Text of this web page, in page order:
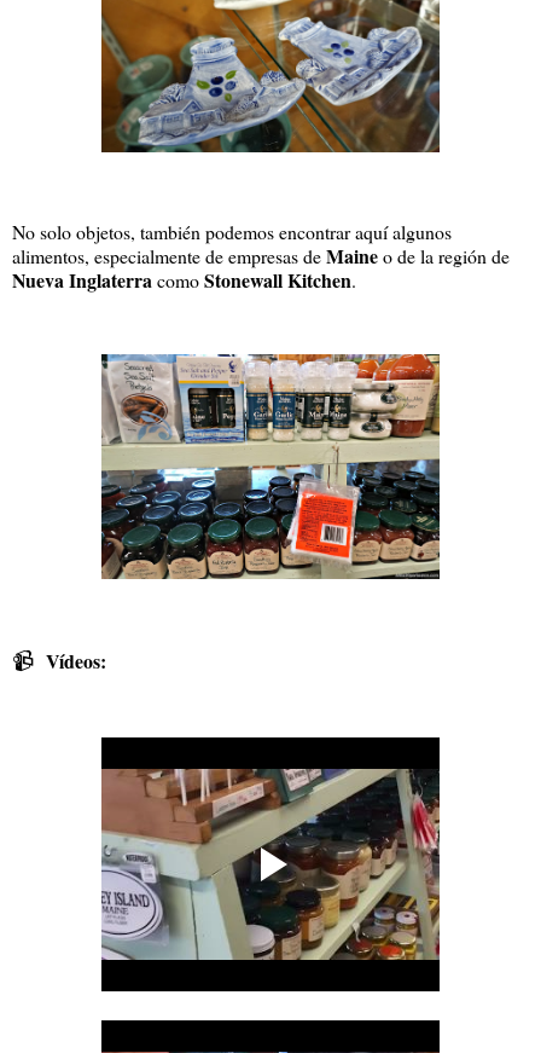
No solo objetos, también podemos encontrar aquí algunos
alimentos, especialmente de empresas deMaineo de la región de
Nueva InglaterracomoStonewall Kitchen.
📹 Vídeos: